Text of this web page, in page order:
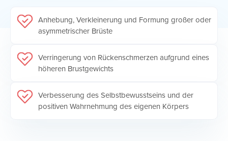
Anhebung, Verkleinerung und Formung großer oder
asymmetrischer Brüste
Verringerung von Rückenschmerzen aufgrund eines
höheren Brustgewichts
Verbesserung des Selbstbewusstseins und der
positiven Wahrnehmung des eigenen Körpers